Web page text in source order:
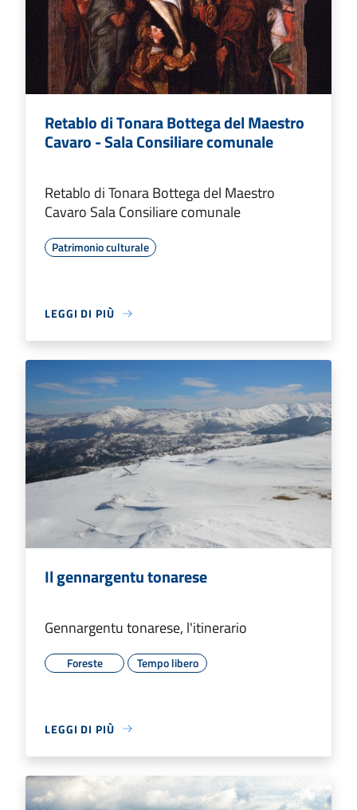
Retablo di Tonara Bottega del Maestro
Cavaro - Sala Consiliare comunale
Retablo di Tonara Bottega del Maestro
Cavaro Sala Consiliare comunale
Patrimonio culturale
LEGGI DI PIÙ
Il gennargentu tonarese
Gennargentu tonarese, l'itinerario
Foreste Tempo libero
LEGGI DI PIÙ